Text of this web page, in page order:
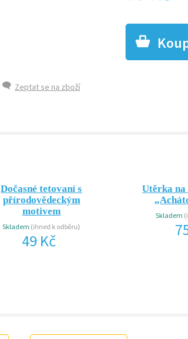
Zeptat se na zboží
Dočasné tetovaní s
přírodovědeckým
motivem
Skladem (ihned k odběru)
49 Kč
Utěrka
Skladem